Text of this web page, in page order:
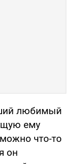
любимый
ему
можно что-то
он